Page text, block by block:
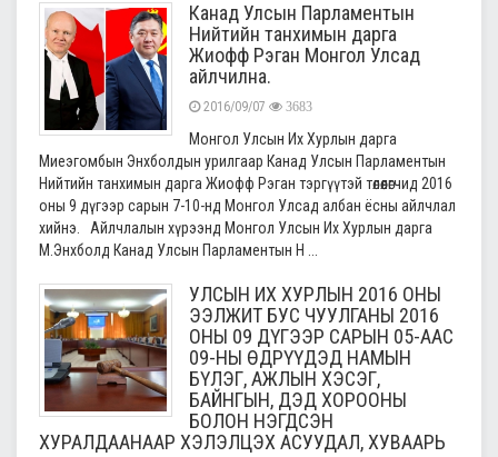
Канад Улсын Парламентын
Нийтийн танхимын дарга
Жиофф Рэган Монгол Улсад
айлчилна.
2016/09/07 3683
Монгол Улсын Их Хурлын дарга
Миеэгомбын Энхболдын урилгаар Канад Улсын Парламентын
Нийтийн танхимын дарга Жиофф Рэган тэргүүтэй төлөөлөгчид 2016
оны 9 дүгээр сарын 7-10-нд Монгол Улсад албан ёсны айлчлал
хийнэ. Айлчлалын хүрээнд Монгол Улсын Их Хурлын дарга
М.Энхболд Канад Улсын Парламентын Н ...
УЛСЫН ИХ ХУРЛЫН 2016 ОНЫ
ЭЭЛЖИТ БУС ЧУУЛГАНЫ 2016
ОНЫ 09 ДҮГЭЭР САРЫН 05-ААС
09-НЫ ӨДРҮҮДЭД НАМЫН
БҮЛЭГ, АЖЛЫН ХЭСЭГ,
БАЙНГЫН, ДЭД ХОРООНЫ
БОЛОН НЭГДСЭН
ХУРАЛДААНААР ХЭЛЭЛЦЭХ АСУУДАЛ, ХУВААРЬ